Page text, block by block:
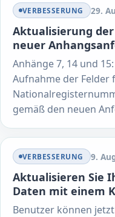
VERBESSERUNG 29.
Aktualisierung
neuer
Anhänge 7, 14 und
Aufnahme der Felder
gemäß den neuen
VERBESSERUNG 9.
Aktualisieren Sie
Daten mit einem
Benutzer können